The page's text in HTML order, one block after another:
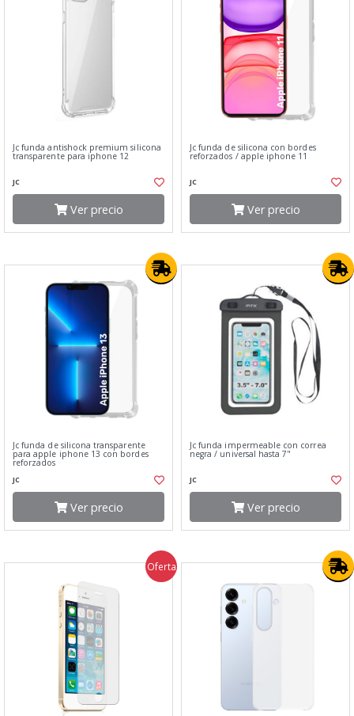
Jc funda antishock premium silicona
transparente para iphone 12
JC
Ver precio
Jc funda de silicona con bordes
reforzados / apple iphone 11
JC
Ver precio
Jc funda de silicona transparente
para apple iphone 13 con bordes
reforzados
JC
Ver precio
Jc funda impermeable con correa
negra / universal hasta 7"
JC
Ver precio
Oferta